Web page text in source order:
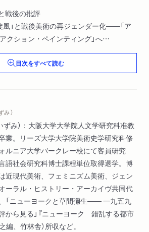
と戦後の批評
風」と戦後美術の再ジェンダー化――「ア
クション・ペインティング」へ
ジェンダーを問うために
ション」に向けて――戦後美術と女性
娘」
アンフォルメル画家へ
化と戦後社会のなかの女性美術家
ン」――フェミニズム美術史としての批評
ンフィニティ・ネット」――政治的
フォルメル以前」の一つの物語
ネット」へ
目次をすべて読む
）
ずみ）：大阪大学大学院人文学研究科准教
業。リーズ大学大学院美術史学研究科修
ルニア大学バークレー校にて客員研究
語社会研究科博士課程単位取得退学。博
近現代美術、フェミニズム美術、ジェン
ーラル・ヒストリー・アーカイヴ共同代
「ニューヨークと草間彌生―― 一九五九
から見る」『ニューヨーク 錯乱する都市
編、竹林舎）所収など。